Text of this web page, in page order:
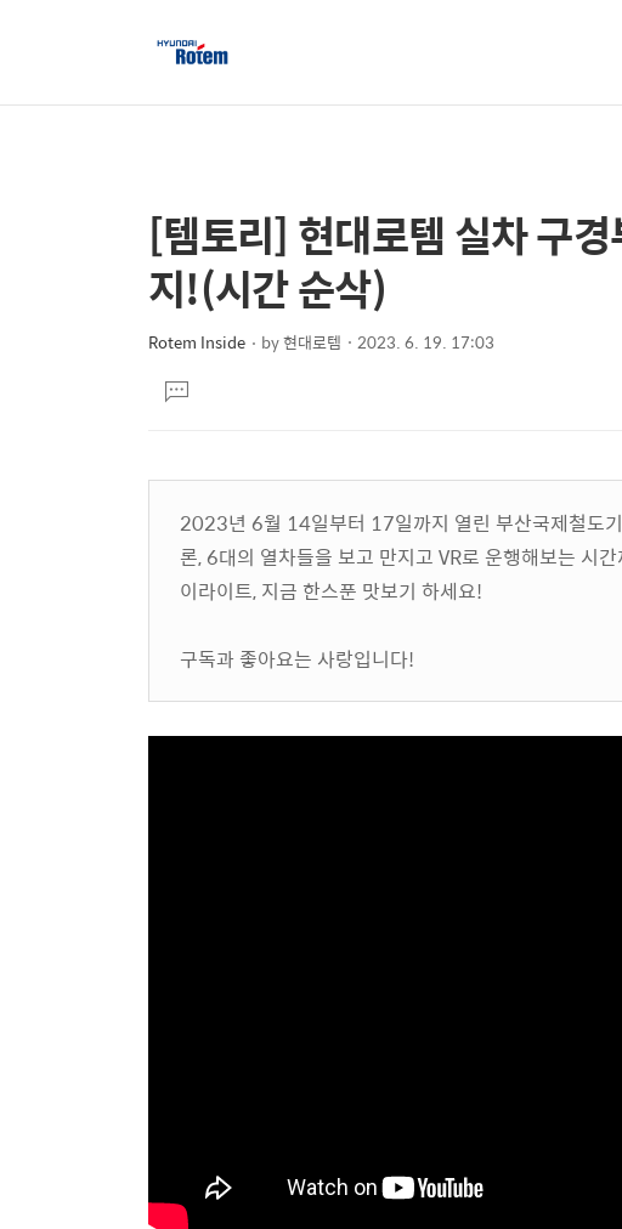
상
세
컨
텐
본
문
제
[템토리] 현대로템 실차 구
지!(시간 순삭)
Rotem Inside by현대로템 2023. 6. 19. 17:03
문댓
글
2023년 6월 14일부터 17일까지 열린 부산국제철도
론, 6대의 열차들을 보고 만지고 VR로 운행해보는 시
이라이트, 지금 한스푼 맛보기 하세요!
구독과 좋아요는 사랑입니다!